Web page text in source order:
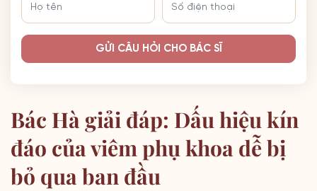
GỬI CÂU HỎI CHO BÁC SĨ
Bác Hà giải đáp: Dấu hiệu kín
đáo của viêm phụ khoa dễ bị
bỏ qua ban đầu